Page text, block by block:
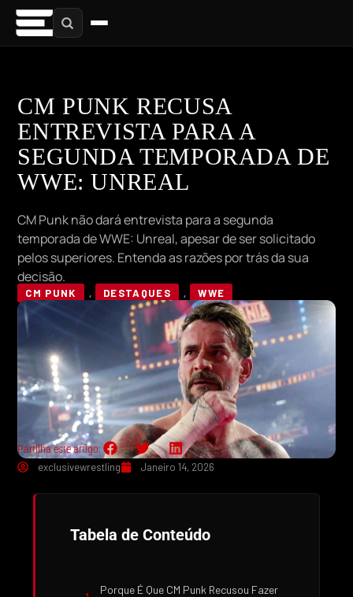
CM PUNK RECUSA
ENTREVISTA PARA A
SEGUNDA TEMPORADA DE
WWE: UNREAL
CM Punk não dará entrevista para a segunda
temporada de WWE: Unreal, apesar de ser solicitado
pelos superiores. Entenda as razões por trás da sua
decisão.
CM PUNK , DESTAQUES , WWE
Partilha este artigo:
exclusivewrestling
Janeiro 14, 2026
Tabela de Conteúdo
Porque É Que CM Punk Recusou Fazer